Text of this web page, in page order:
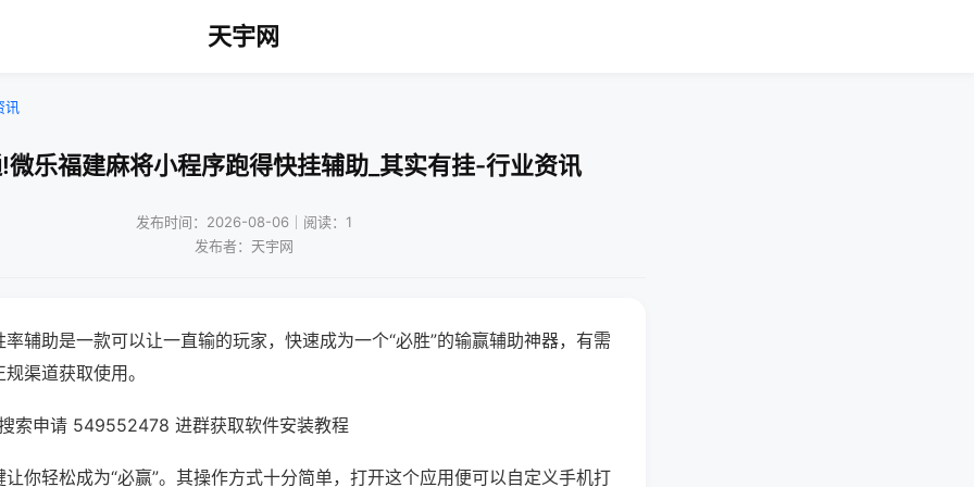
天宇网
讯
微乐福建麻将小程序跑得快挂辅助_其实有挂-行业资讯
发布时间：2026-08-06｜阅读：1
发布者：天宇网
辅助是一款可以让一直输的玩家，快速成为一个“必胜”的输赢辅助神器，有需
渠道获取使用。
索申请 549552478 进群获取软件安装教程
你轻松成为“必赢”。其操作方式十分简单，打开这个应用便可以自定义手机打